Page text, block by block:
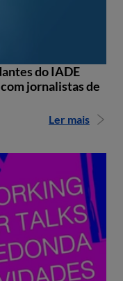
do IADE
jornalistas de
Ler mais